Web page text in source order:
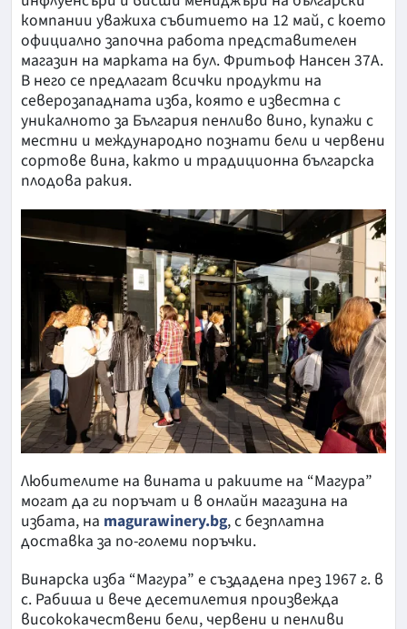
компании уважиха събитието на 12 май, с което
официално започна работа представителен
магазин на марката на бул. Фритьоф Нансен 37А.
В него се предлагат всички продукти на
северозападната изба, която е известна с
уникалното за България пенливо вино, купажи с
местни и международно познати бели и червени
сортове вина, както и традиционна българска
плодова ракия.
Любителите на вината и ракиите на “Магура”
могат да ги поръчат и в онлайн магазина на
избата, на magurawinery.bg, с безплатна
доставка за по-големи поръчки.
Винарска изба “Магура” е създадена през 1967 г. в
с. Рабиша и вече десетилетия произвежда
висококачествени бели, червени и пенливи